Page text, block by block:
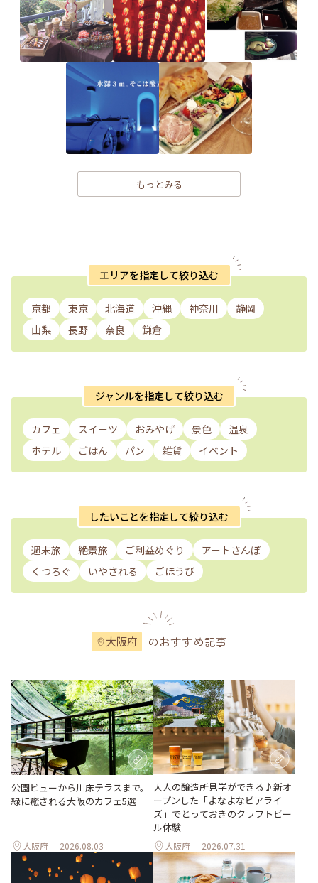
もっとみる
エリアを指定して絞り込む
京都 東京 北海道 沖縄 神奈川
静岡
山梨
長野 奈良 鎌倉
ジャンルを指定して絞り込む
カフェ スイーツ おみやげ 景色
温泉
ホテル
ごはん パン 雑貨 イベント
したいことを指定して絞り込む
週末旅 絶景旅 ご利益めぐり
アートさんぽ
くつろぐ
いやされる ごほうび
大阪府 のおすすめ記事
公園ビューから川床テラスまで。
緑に癒される大阪のカフェ5選
大阪府 2026.08.03
大人の醸造所見学ができる♪新オ
ープンした「よなよなビアライ
ズ」でとっておきのクラフトビー
ル体験
大阪府 2026.07.31